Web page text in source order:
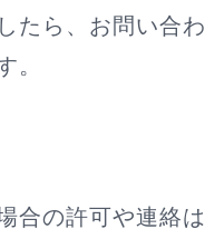
たら、お問い合わ
。
合の許可や連絡は